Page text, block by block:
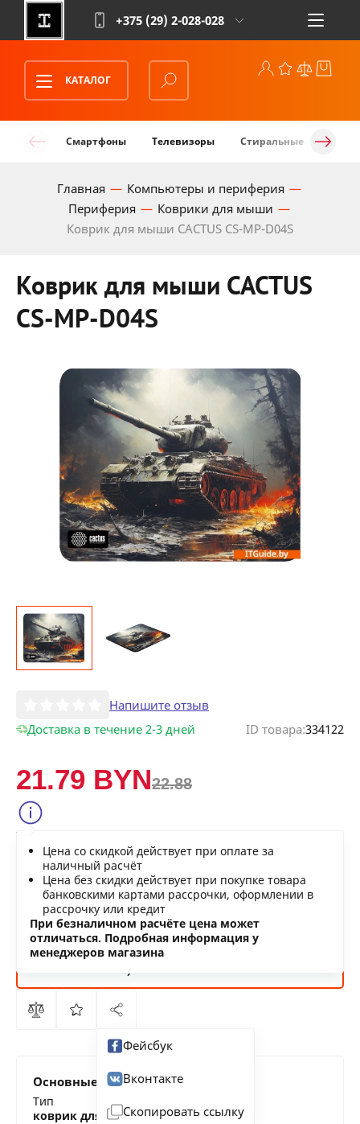
+375 (29) 2-028-028
КАТАЛОГ
Смартфоны Телевизоры Стиральные машины
Главная
Компьютеры и периферия
Периферия
Коврики для мыши
Коврик для мыши CACTUS CS-MP-D04S
Коврик для мыши CACTUS
CS-MP-D04S
Напишите отзыв
Доставка в течение 2-3 дней
ID товара:334122
21.79 BYN22.88
Цена со скидкой действует при оплате за
наличный расчёт
Цена без скидки действует при покупке товара
банковскими картами рассрочки, оформлении в
рассрочку или кредит
При безналичном расчёте цена может
отличаться. Подробная информация у
менеджеров магазина
Нашли дешевле?
Фейсбук
Вконтакте
Скопировать ссылку
Основные характеристики
Тип
коврик для мыши